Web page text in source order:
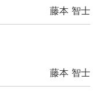
藤本 智士
藤本 智士